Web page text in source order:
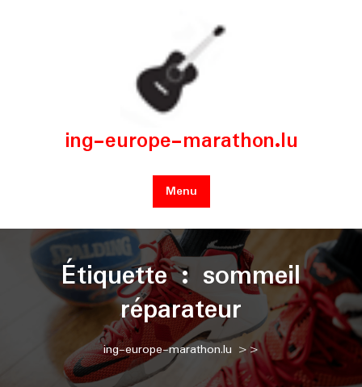
ing-europe-marathon.lu
Menu
Étiquette : sommeil
réparateur
ing-europe-marathon.lu >>